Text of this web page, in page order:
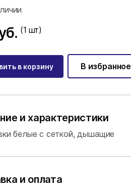
(1 шт)
в корзину В избранное
и характеристики
белые с сеткой, дышащие
и оплата